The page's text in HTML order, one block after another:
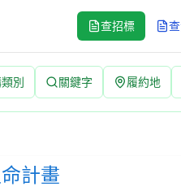
查招標
別 關鍵字 履約地
告 | 案號：CNSL115016 |
建築服務 | 招標方式：經公
計畫